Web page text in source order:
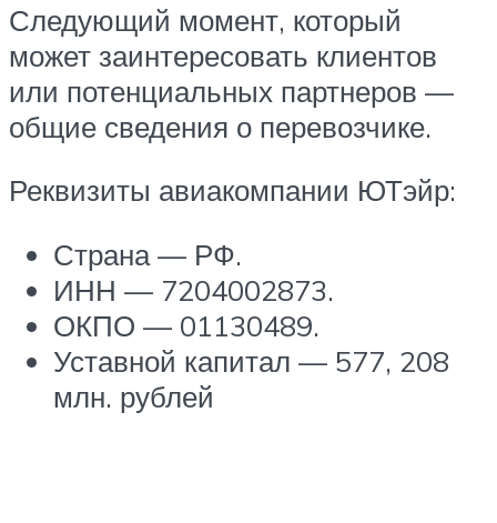
Следующий момент, который
может заинтересовать клиентов
или потенциальных партнеров —
общие сведения о перевозчике.
Реквизиты авиакомпании ЮТэйр:
Страна — РФ.
ИНН — 7204002873.
ОКПО — 01130489.
Уставной капитал — 577, 208
млн. рублей